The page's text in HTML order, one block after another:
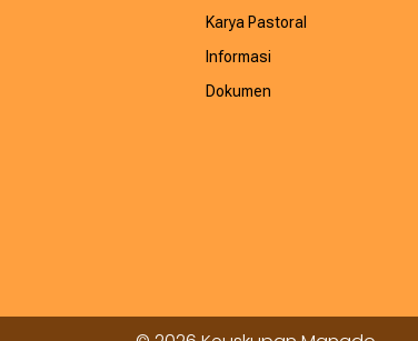
Karya Pastoral
Informasi
Dokumen